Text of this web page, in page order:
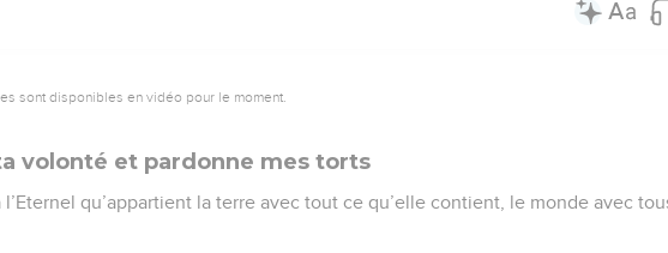
sont disponibles en vidéo pour le moment.
volonté et pardonne mes torts
l’Eternel qu’appartient la terre avec tout ce qu’elle contient, le monde avec